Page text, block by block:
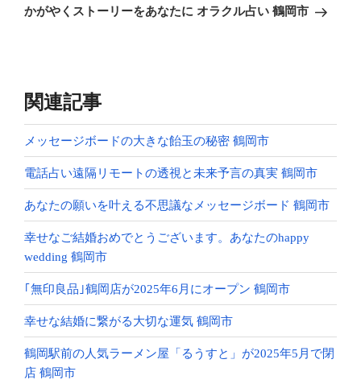
ゲ
ン
の
かがやくストーリーをあなたに オラクル占い 鶴岡市
関連記事
メッセージボードの大きな飴玉の秘密 鶴岡市
電話占い遠隔リモートの透視と未来予言の真実 鶴岡市
あなたの願いを叶える不思議なメッセージボード 鶴岡市
幸せなご結婚おめでとうございます。あなたのhappy
wedding 鶴岡市
｢無印良品｣鶴岡店が2025年6月にオープン 鶴岡市
幸せな結婚に繋がる大切な運気 鶴岡市
鶴岡駅前の人気ラーメン屋「るうすと」が2025年5月で閉
店 鶴岡市